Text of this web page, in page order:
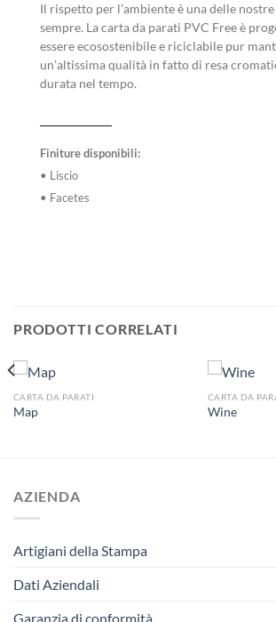
Il rispetto per l’ambiente è una delle
sempre. La carta da parati PVC Free è
essere ecosostenibile e riciclabile pur
un’altissima qualità in fatto di resa
durata nel tempo.
Finiture disponibili:
• Liscio
• Facetes
PRODOTTI CORRELATI
CARTA DA PARATI
Map
CARTA DA
Wine
AZIENDA
Artigiani della Stampa
Dati Aziendali
Garanzia di conformità